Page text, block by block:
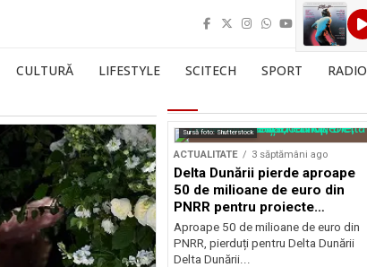
CULTURĂ LIFESTYLE SCITECH SPORT RADIO
Sursă foto: Shutterstock
ACTUALITATE 3 săptămâni ago
Delta Dunării pierde aproape
50 de milioane de euro din
PNRR pentru proiecte
esențiale
Aproape 50 de milioane de euro din
PNRR, pierduți pentru Delta Dunării
Delta Dunării...